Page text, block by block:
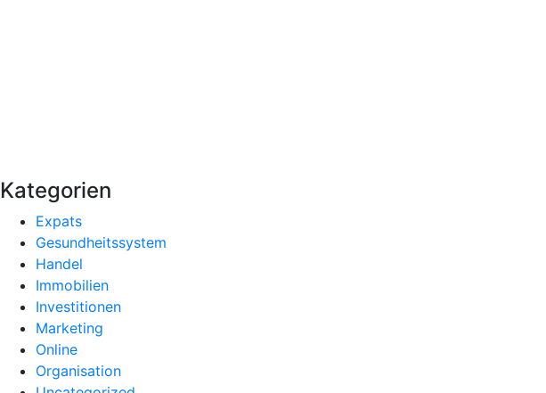
Kategorien
Expats
Gesundheitssystem
Handel
Immobilien
Investitionen
Marketing
Online
Organisation